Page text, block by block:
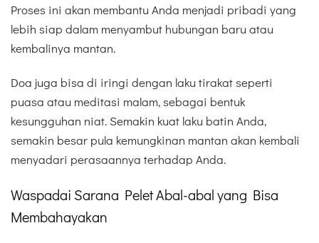
Proses ini akan membantu Anda menjadi pribadi yang
lebih siap dalam menyambut hubungan baru atau
kembalinya mantan.
Doa juga bisa di iringi dengan laku tirakat seperti
puasa atau meditasi malam, sebagai bentuk
kesungguhan niat. Semakin kuat laku batin Anda,
semakin besar pula kemungkinan mantan akan kembali
menyadari perasaannya terhadap Anda.
Waspadai Sarana Pelet Abal-abal yang Bisa
Membahayakan